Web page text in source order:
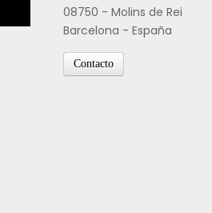
08750 - Molins de Rei
Barcelona - España
Contacto